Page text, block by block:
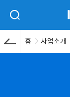
검색 입력폼 열기
홈 사업소개